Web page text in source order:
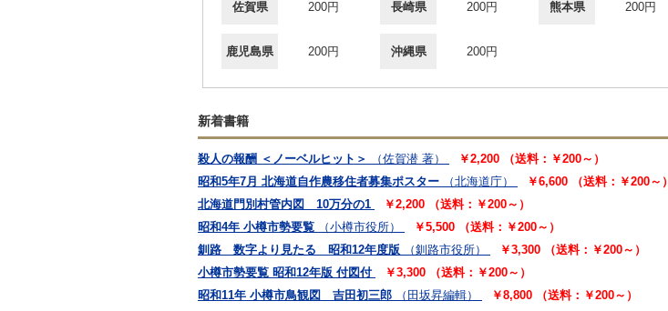
佐賀県 200円 長崎県 200円 熊本県 200円
鹿児島県 200円 沖縄県 200円
新着書籍
殺人の報酬 ＜ノーベルヒット＞ （佐賀潜 著）
￥2,200 （送料：￥200～）
昭和5年7月 北海道自作農移住者募集ポスター
（北海道庁）
￥6,600 （送料：￥200～）
北海道門別村管内図 10万分の1
￥2,200 （送料：￥200～）
昭和4年 小樽市勢要覧
（小樽市役所）
￥5,500 （送料：￥200～）
釧路 数字より見たる 昭和12年度版
（釧路市役所）
￥3,300 （送料：￥200～）
小樽市勢要覧 昭和12年版 付図付
￥3,300 （送料：￥200～）
昭和11年 小樽市鳥観図 吉田初三郎
（田坂昇編輯）
￥8,800 （送料：￥200～）